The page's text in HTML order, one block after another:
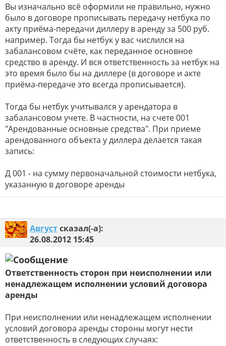
Вы изначально всё оформили не правильно, нужно
было в договоре прописывать передачу нетбука по
акту приёма-передачи диллеру в аренду за 500 руб.
например. Тогда бы нетбук у вас числился на
забалансовом счёте, как переданное основное
средство в аренду. И вся ответственность за нетбук на
это время было бы на диллере (в договоре и акте
приёма-передаче это всегда прописывается).
Тогда бы нетбук учитывался у арендатора в
забалансовом учете. В частности, на счете 001
"Арендованные основные средства". При приеме
арендованного объекта у диллера делается такая
запись:
Д 001 - на сумму первоначальной стоимости нетбука,
указанную в договоре аренды
Августсказал(-а):
26.08.2012 15:45
Ответственность сторон при неисполнении или
ненадлежащем исполнении условий договора
аренды
При неисполнении или ненадлежащем исполнении
условий договора аренды стороны могут нести
ответственность в следующих случаях: